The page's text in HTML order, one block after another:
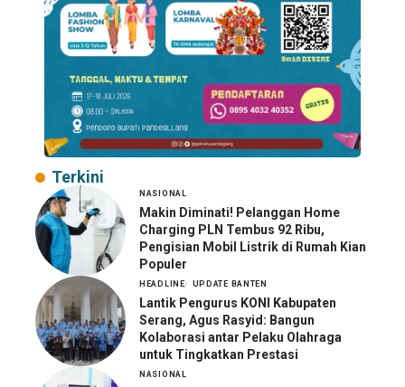
Terkini
NASIONAL
Makin Diminati! Pelanggan Home
Charging PLN Tembus 92 Ribu,
Pengisian Mobil Listrik di Rumah Kian
Populer
HEADLINE UPDATE BANTEN
Lantik Pengurus KONI Kabupaten
Serang, Agus Rasyid: Bangun
Kolaborasi antar Pelaku Olahraga
untuk Tingkatkan Prestasi
NASIONAL